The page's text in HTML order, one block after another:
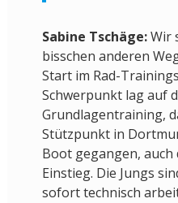
Sabine Tschäge:Wir
bisschen anderen
Start im Rad-
Schwerpunkt lag auf
Grundlagentraining,
Stützpunkt in
Boot gegangen,
Einstieg. Die Jungs
sofort technisch